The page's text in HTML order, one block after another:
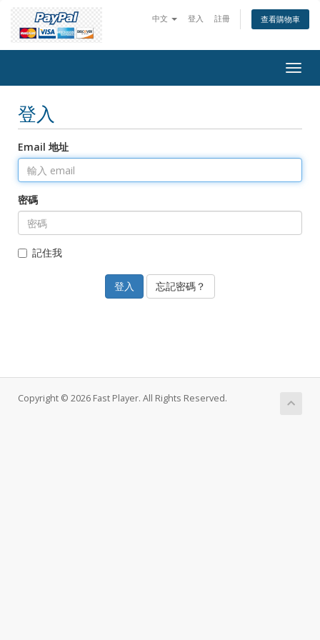
中文 登入 註冊 查看購物車
登入
Email 地址
密碼
記住我
忘記密碼？
Copyright © 2026 Fast Player. All Rights Reserved.